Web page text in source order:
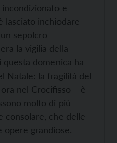
e
lasciato inchiodare
sepolcro
la vigilia della
questa domenica ha
Natale: la fragilità del
nel Crocifisso – è
molto di più
consolare, che delle
opere grandiose.